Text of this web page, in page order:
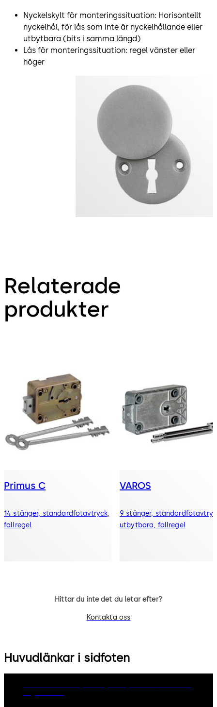
Nyckelskylt för monteringssituation: Horisontellt
nyckelhål, för lås som inte är nyckelhållande eller
utbytbara (bits i samma längd)
Lås för monteringssituation: regel vänster eller
höger
Relaterade
produkter
Primus C
14 stänger, standardfotavtryck,
fallregel
VAROS
9 stänger,
utbytbara, fallregel
Hittar du inte det du letar efter?
Kontakta oss
Huvudlänkar i sidfoten